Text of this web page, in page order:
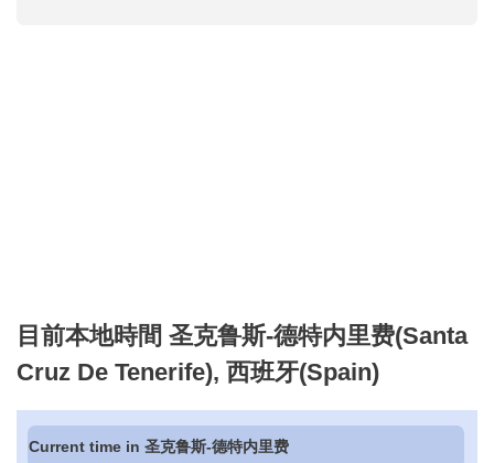
目前本地時間 圣克鲁斯-德特内里费(Santa
Cruz De Tenerife), 西班牙(Spain)
Current time in 圣克鲁斯-德特内里费